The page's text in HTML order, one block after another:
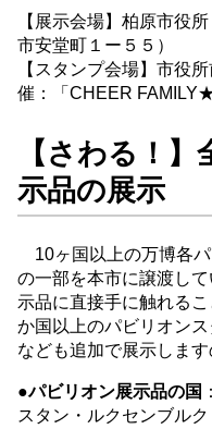
【展示会場】柏原市役
市安堂町１ー５５）
【スタンプ会場】市役
催：「CHEER
【さわる！
示品の展示
10ヶ国以上の万博各
の一部を本市に譲渡し
示品に直接手に触れる
か国以上のパビリオン
なども追加で展示しま
●パビリオン展示品の国
スタン・ルクセンブル